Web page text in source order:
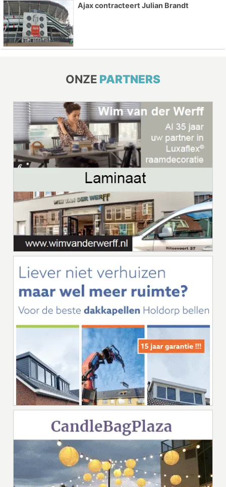
Ajax contracteert Julian Brandt
ONZE PARTNERS